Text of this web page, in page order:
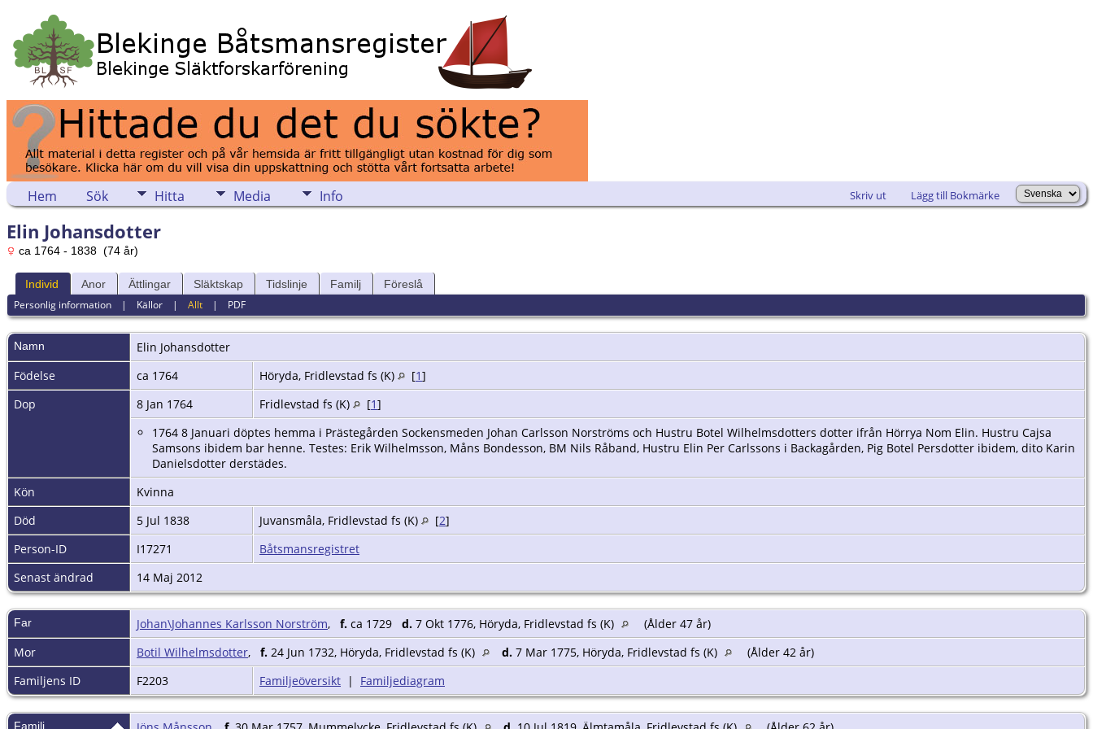
Hem Sök Hitta Media Info Skriv ut Lägg till Bokmärke
Elin Johansdotter
ca 1764 - 1838 (74 år)
Individ Anor Ättlingar Släktskap Tidslinje Familj Föreslå
Personlig information | Källor |Allt | PDF
Namn Elin Johansdotter
Födelse
ca 1764 Höryda, Fridlevstad fs (K) [1]
Dop
8 Jan 1764 Fridlevstad fs (K) [1]
1764 8 Januari döptes hemma i Prästegården Sockensmeden Johan Carlsson Norströms och Hustru Botel Wilhelmsdotters dotter ifrån Hörrya Nom Elin. Hustru Cajsa
Samsons ibidem bar henne. Testes: Erik Wilhelmsson, Måns Bondesson, BM Nils Råband, Hustru Elin Per Carlssons i Backagården, Pig Botel Persdotter ibidem, dito Karin
Danielsdotter derstädes.
Kön
Kvinna
Död
5 Jul 1838 Juvansmåla, Fridlevstad fs (K) [2]
Person-ID
I17271
Båtsmansregistret
Senast ändrad
14 Maj 2012
Far Johan\Johannes Karlsson Norström, f. ca 1729 d. 7 Okt 1776, Höryda, Fridlevstad fs (K)
(Ålder 47 år)
Mor
Botil Wilhelmsdotter, f. 24 Jun 1732, Höryda, Fridlevstad fs (K) d. 7 Mar 1775, Höryda, Fridlevstad fs (K)
(Ålder 42 år)
Familjens ID
F2203 Familjeöversikt | Familjediagram
Familj